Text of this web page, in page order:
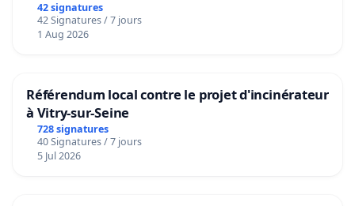
42 signatures
42 Signatures / 7 jours
1 Aug 2026
Référendum local contre le projet d'incinérateur
à Vitry-sur-Seine
728 signatures
40 Signatures / 7 jours
5 Jul 2026